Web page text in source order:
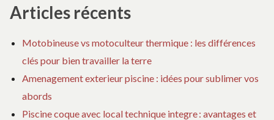
intérieure
DÉCORATION
INTÉRIEURE
Articles récents
Motobineuse vs motoculteur thermique : les différences
clés pour bien travailler la terre
Amenagement exterieur piscine : idées pour sublimer vos
abords
Piscine coque avec local technique integre : avantages et